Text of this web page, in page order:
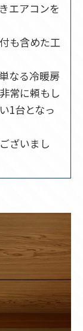
エアコンを
も含めた工
なる冷暖房
常に頼もし
1台となっ
ざいまし